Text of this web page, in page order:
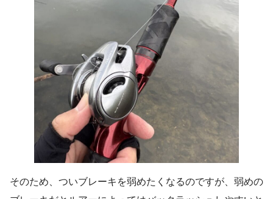
そのため、ついブレーキを弱めたくなるのですが、弱めの